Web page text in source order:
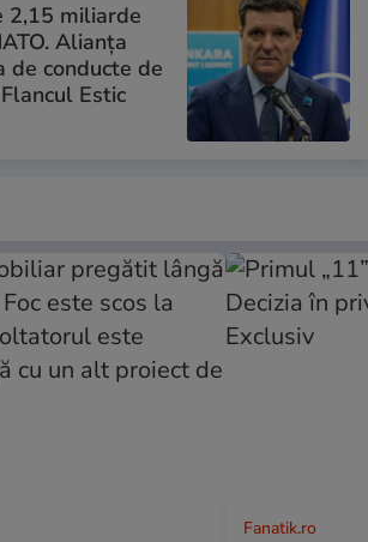
2,15 miliarde
Alianța
de conducte de
Estic
Fanatik.ro